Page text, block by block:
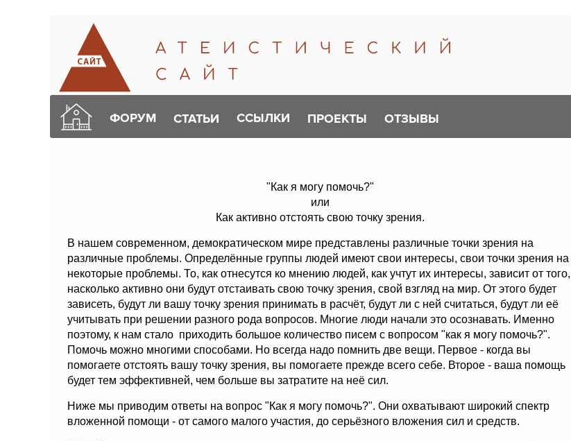
ФОРУМ СТАТЬИ ССЫЛКИ ПРОЕКТЫ ОТЗЫВЫ
"Как я могу помочь?"
или
Как активно отстоять свою точку зрения.
В нашем современном, демократическом мире представлены различные точки зрения на
различные проблемы. Определённые группы людей имеют свои интересы, свои точки зрения на
некоторые проблемы. То, как отнесутся ко мнению людей, как учтут их интересы, зависит от того,
насколько активно они будут отстаивать свою точку зрения, свой взгляд на мир. От этого будет
зависеть, будут ли вашу точку зрения принимать в расчёт, будут ли с ней считаться, будут ли её
учитывать при решении разного рода вопросов. Многие люди начали это осознавать. Именно
поэтому, к нам стало приходить большое количество писем с вопросом "как я могу помочь?".
Помочь можно многими способами. Но всегда надо помнить две вещи. Первое - когда вы
помогаете отстоять вашу точку зрения, вы помогаете прежде всего себе. Второе - ваша помощь
будет тем эффективней, чем больше вы затратите на неё сил.
Ниже мы приводим ответы на вопрос "Как я могу помочь?". Они охватывают широкий спектр
вложенной помощи - от самого малого участия, до серьёзного вложения сил и средств.